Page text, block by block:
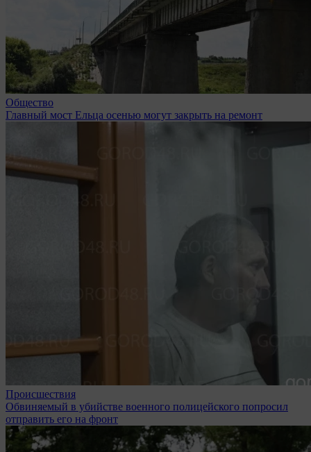
Общество
Главный мост Ельца осенью могут закрыть на ремонт
Происшествия
Обвиняемый в убийстве военного полицейского попросил
отправить его на фронт